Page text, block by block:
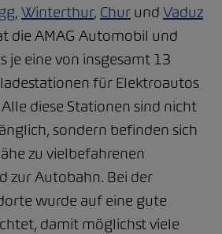
, Winterthur, Chur und Vaduz
die AMAG Automobil und
je eine von insgesamt 13
für Elektroautos
diese Stationen sind nicht
sondern befinden sich
zu vielbefahrenen
zur Autobahn. Bei der
wurde auf eine gute
damit möglichst viele